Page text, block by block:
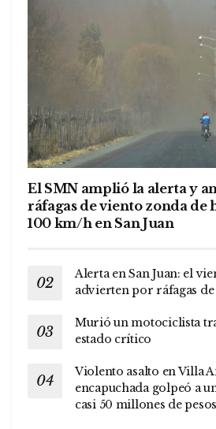
El SMN amplió la alerta y
ráfagas de viento zonda de
100 km/h en San Juan
Alerta en San Juan: el
advierten por ráfagas
Murió un motociclista
estado crítico
Violento asalto en Villa
encapuchada golpeó a
casi 50 millones de pesos